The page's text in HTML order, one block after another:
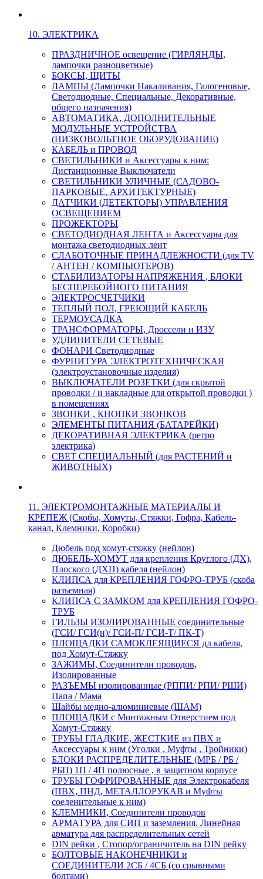
10. ЭЛЕКТРИКА
ПРАЗДНИЧНОЕ освещение (ГИРЛЯНДЫ,
лампочки разноцветные)
БОКСЫ, ЩИТЫ
ЛАМПЫ (Лампочки Накаливания, Галогеновые,
Светодиодные, Специальные, Декоративные,
общего назначения)
АВТОМАТИКА, ДОПОЛНИТЕЛЬНЫЕ
МОДУЛЬНЫЕ УСТРОЙСТВА
(НИЗКОВОЛЬТНОЕ ОБОРУДОВАНИЕ)
КАБЕЛЬ и ПРОВОД
СВЕТИЛЬНИКИ и Аксессуары к ним:
Дистанционные Выключатели
СВЕТИЛЬНИКИ УЛИЧНЫЕ (САДОВО-
ПАРКОВЫЕ, АРХИТЕКТУРНЫЕ)
ДАТЧИКИ (ДЕТЕКТОРЫ) УПРАВЛЕНИЯ
ОСВЕЩЕНИЕМ
ПРОЖЕКТОРЫ
СВЕТОДИОДНАЯ ЛЕНТА и Аксессуары для
монтажа светодиодных лент
СЛАБОТОЧНЫЕ ПРИНАДЛЕЖНОСТИ (для TV
/ АНТЕН / КОМПЬЮТЕРОВ)
СТАБИЛИЗАТОРЫ НАПРЯЖЕНИЯ , БЛОКИ
БЕСПЕРЕБОЙНОГО ПИТАНИЯ
ЭЛЕКТРОСЧЕТЧИКИ
ТЕПЛЫЙ ПОЛ, ГРЕЮЩИЙ КАБЕЛЬ
ТЕРМОУСАДКА
ТРАНСФОРМАТОРЫ, Дроссели и ИЗУ
УДЛИНИТЕЛИ СЕТЕВЫЕ
ФОНАРИ Светодиодные
ФУРНИТУРА ЭЛЕКТРОТЕХНИЧЕСКАЯ
(электроустановочные изделия)
ВЫКЛЮЧАТЕЛИ РОЗЕТКИ (для скрытой
проводки / и накладные для открытой проводки )
в помещениях
ЗВОНКИ , КНОПКИ ЗВОНКОВ
ЭЛЕМЕНТЫ ПИТАНИЯ (БАТАРЕЙКИ)
ДЕКОРАТИВНАЯ ЭЛЕКТРИКА (ретро
электрика)
СВЕТ СПЕЦИАЛЬНЫЙ (для РАСТЕНИЙ и
ЖИВОТНЫХ)
11. ЭЛЕКТРОМОНТАЖНЫЕ МАТЕРИАЛЫ И
КРЕПЕЖ (Скобы, Хомуты, Стяжки, Гофра, Кабель-
канал, Клемники, Коробки)
Дюбель под хомут-стяжку (нейлон)
ДЮБЕЛЬ-ХОМУТ для крепления Круглого (ДХ),
Плоского (ДХП) кабеля (нейлон)
КЛИПСА для КРЕПЛЕНИЯ ГОФРО-ТРУБ (скоба
разъемная)
КЛИПСА С ЗАМКОМ для КРЕПЛЕНИЯ ГОФРО-
ТРУБ
ГИЛЬЗЫ ИЗОЛИРОВАННЫЕ соединительные
(ГСИ/ ГСИ(н)/ ГСИ-П/ ГСИ-Т/ ПК-Т)
ПЛОЩАДКИ САМОКЛЕЯЩИЕСЯ дл кабеля,
под Хомут-Стяжку
ЗАЖИМЫ, Соединители проводов,
Изолированные
РАЗЪЕМЫ изолированные (РППИ/ РПИ/ РШИ)
Папа / Мама
Шайбы медно-алюминиевые (ШАМ)
ПЛОЩАДКИ с Монтажным Отверстием под
Хомут-Стяжку
ТРУБЫ ГЛАДКИЕ, ЖЕСТКИЕ из ПВХ и
Аксессуары к ним (Уголки , Муфты , Тройники)
БЛОКИ РАСПРЕДЕЛИТЕЛЬНЫЕ (МРБ / РБ /
РБП) 1П / 4П полюсные , в защитном корпусе
ТРУБЫ ГОФРИРОВАННЫЕ для Электрокабеля
(ПВХ, ПНД, МЕТАЛЛОРУКАВ и Муфты
соеденительные к ним)
КЛЕМНИКИ, Соединители проводов
АРМАТУРА для СИП и заземления. Линейная
арматура для распределительных сетей
DIN рейки , Стопор/ограничитель на DIN рейку
БОЛТОВЫЕ НАКОНЕЧНИКИ и
СОЕДИНИТЕЛИ 2СБ / 4СБ (со срывными
болтами)